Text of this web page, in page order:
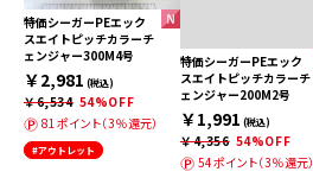
特価シーガーPEエック
スエイトピッチカラーチ
ェンジャー300M4号
￥2,981 (税込)
￥6,534 54%OFF
81ポイント（3％還元）
#アウトレット
特価シーガーPEエック
スエイトピッチカラーチ
ェンジャー200M2号
￥1,991 (税込)
￥4,356 54%OFF
54ポイント（3％還元）